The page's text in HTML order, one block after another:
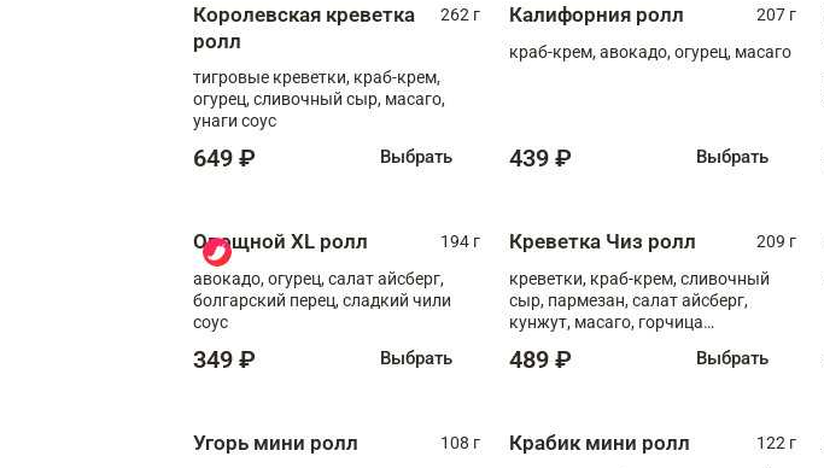
Королевская креветка
ролл
262 г
тигровые креветки, краб-крем,
огурец, сливочный сыр, масаго,
унаги соус
649 ₽ Выбрать
Калифорния ролл
207 г
краб-крем, авокадо, огурец, масаго
439 ₽ Выбрать
Овощной XL ролл
194 г
авокадо, огурец, салат айсберг,
болгарский перец, сладкий чили
соус
349 ₽ Выбрать
Креветка Чиз ролл
209 г
креветки, краб-крем, сливочный
сыр, пармезан, салат айсберг,
кунжут, масаго, горчица
489 ₽ Выбрать
Угорь мини ролл
108 г
Крабик мини ролл
122 г